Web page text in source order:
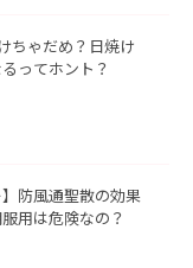
ちゃだめ？日焼け
ってホント？
】防風通聖散の効果
用は危険なの？